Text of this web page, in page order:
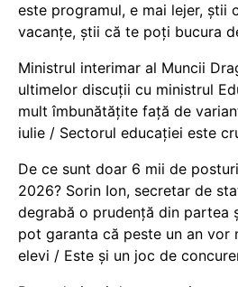
este programul, e mai lejer, știi
vacanţe, știi că te poți bucura
Ministrul interimar al Muncii
ultimelor discuții cu ministrul
mult îmbunătățite față de
iulie / Sectorul educației este
De ce sunt doar 6 mii de
2026? Sorin Ion, secretar de
degrabă o prudență din partea
pot garanta că peste un an vor
elevi / Este și un joc de